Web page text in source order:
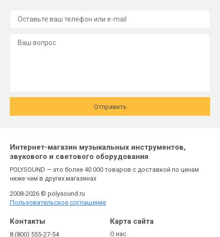
Отправить
Интернет-магазин музыкальных инструментов,
звукового и светового оборудования
POLYSOUND — это более 40 000 товаров с доставкой по ценам
ниже чем в других магазинах
2008-2026 © polysound.ru
Пользовательское соглашение
Контакты
8 (800) 555-27-54
Карта сайта
О нас